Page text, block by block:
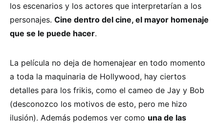
los escenarios y los actores que interpretarían a los
personajes. Cine dentro del cine, el mayor homenaje
que se le puede hacer.
La película no deja de homenajear en todo momento
a toda la maquinaria de Hollywood, hay ciertos
detalles para los frikis, como el cameo de Jay y Bob
(desconozco los motivos de esto, pero me hizo
ilusión). Además podemos ver como una de las